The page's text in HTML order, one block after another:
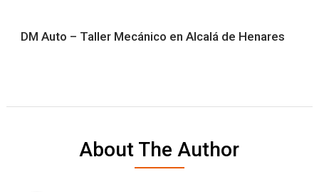
DM Auto – Taller Mecánico en Alcalá de Henares
About The Author